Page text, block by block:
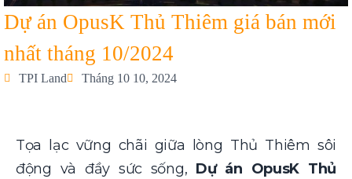
Dự án OpusK Thủ Thiêm giá bán mới
nhất tháng 10/2024
TPI Land Tháng 10 10, 2024
Tọa lạc vững chãi giữa lòng Thủ Thiêm sôi
động và đầy sức sống, Dự án OpusK Thủ